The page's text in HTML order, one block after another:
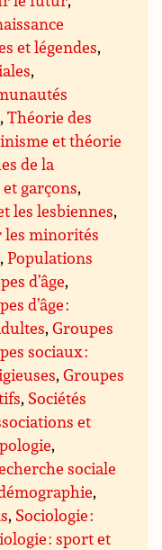
et légendes,
,
,Théorie des
et théorie
de la
garçons,
les lesbiennes,
les minorités
,Populations
d’âge,
d’âge :
,Groupes
sociaux :
,Groupes
, Sociétés
et
,
sociale
,
, Sociologie :
: sport et